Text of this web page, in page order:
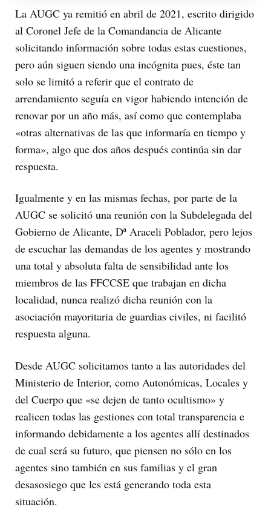
La AUGC ya remitió en abril de 2021, escrito dirigido
al Coronel Jefe de la Comandancia de Alicante
solicitando información sobre todas estas cuestiones,
pero aún siguen siendo una incógnita pues, éste tan
solo se limitó a referir que el contrato de
arrendamiento seguía en vigor habiendo intención de
renovar por un año más, así como que contemplaba
«otras alternativas de las que informaría en tiempo y
forma», algo que dos años después continúa sin dar
respuesta.
Igualmente y en las mismas fechas, por parte de la
AUGC se solicitó una reunión con la Subdelegada del
Gobierno de Alicante, Dª Araceli Poblador, pero lejos
de escuchar las demandas de los agentes y mostrando
una total y absoluta falta de sensibilidad ante los
miembros de las FFCCSE que trabajan en dicha
localidad, nunca realizó dicha reunión con la
asociación mayoritaria de guardias civiles, ni facilitó
respuesta alguna.
Desde AUGC solicitamos tanto a las autoridades del
Ministerio de Interior, como Autonómicas, Locales y
del Cuerpo que «se dejen de tanto ocultismo» y
realicen todas las gestiones con total transparencia e
informando debidamente a los agentes allí destinados
de cual será su futuro, que piensen no sólo en los
agentes sino también en sus familias y el gran
desasosiego que les está generando toda esta
situación.